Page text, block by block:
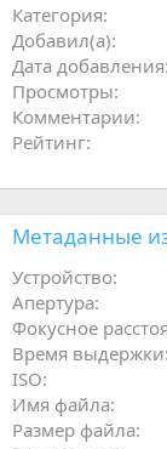
Категория
Добавил(а)
Дата добавления
Просмотры
Комментарии
Рейтинг
Метаданные
Устройство
Апертура
Фокусное
Время выдержки
ISO
Имя файла
Размер файла